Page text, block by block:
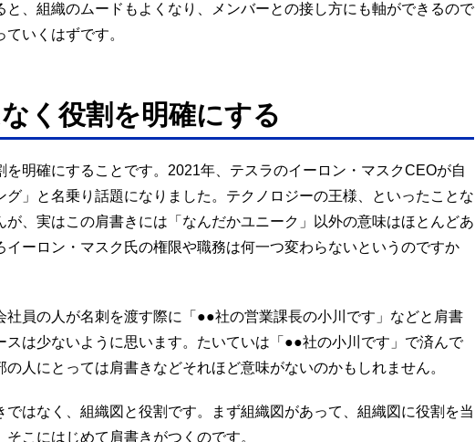
と、組織のムードもよくなり、メンバーとの接し方にも軸ができるので
いくはずです。
く役割を明確にする
を明確にすることです。2021年、テスラのイーロン・マスクCEOが自
グ」と名乗り話題になりました。テクノロジーの王様、といったことな
が、実はこの肩書きには「なんだかユニーク」以外の意味はほとんどあ
イーロン・マスク氏の権限や職務は何一つ変わらないというのですか
社員の人が名刺を渡す際に「●●社の営業課長の小川です」などと肩書
スは少ないように思います。たいていは「●●社の小川です」で済んで
の人にとっては肩書きなどそれほど意味がないのかもしれません。
ではなく、組織図と役割です。まず組織図があって、組織図に役割を当
こにはじめて肩書きがつくのです。